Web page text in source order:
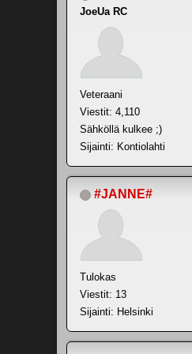
JoeUa RC
Veteraani
Viestit: 4,110
Sähköllä kulkee ;)
Sijainti: Kontiolahti
#JANNE#
Tulokas
Viestit: 13
Sijainti: Helsinki